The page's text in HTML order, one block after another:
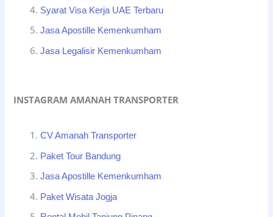
Syarat Visa Kerja UAE Terbaru
Jasa Apostille Kemenkumham
Jasa Legalisir Kemenkumham
INSTAGRAM AMANAH TRANSPORTER
CV Amanah Transporter
Paket Tour Bandung
Jasa Apostille Kemenkumham
Paket Wisata Jogja